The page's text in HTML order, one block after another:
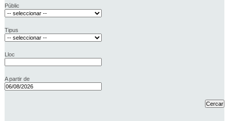
Públic
Tipus
Lloc
A partir de